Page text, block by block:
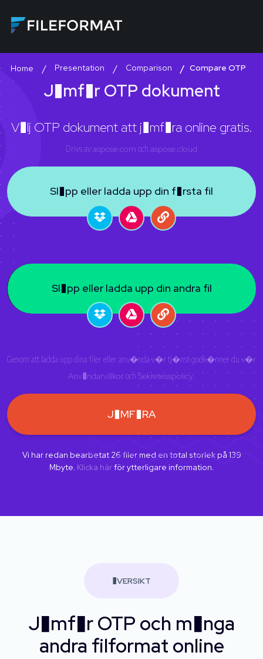
Home Presentation Comparison Compare OTP
J�mf�r OTP dokument
V�lj OTP dokument att j�mf�ra online gratis.
Drivs avaspose.com och aspose.cloud
Sl�pp eller ladda upp din f�rsta fil
Sl�pp eller ladda upp din andra fil
Genom att ladda upp dina filer eller anv�nda v�r tj�nst godk�nner du v�r
Anv�ndarvillkor och Sekretesspolicy
J�MF�RA
Vi har redan bearbetat 26 filer med en total storlek på 139
Mbyte. Klicka härför ytterligare information.
�VERSIKT
J�mf�r OTP och m�nga
andra filformat online